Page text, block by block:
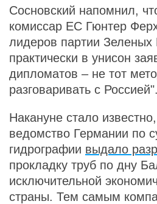
Сосновский напомнил,
комиссар ЕС Гюнтер
лидеров партии Зеленых
практически в унисон
дипломатов – не тот
разговаривать с Россией".
Накануне стало
ведомство Германии по
гидрографии выдало
прокладку труб по дну
исключительной
страны. Тем самым